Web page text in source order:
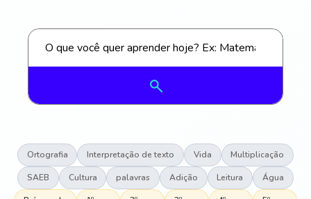
Ortografia Interpretação de texto Vida Multiplicação
SAEB Cultura palavras Adição Leitura Água